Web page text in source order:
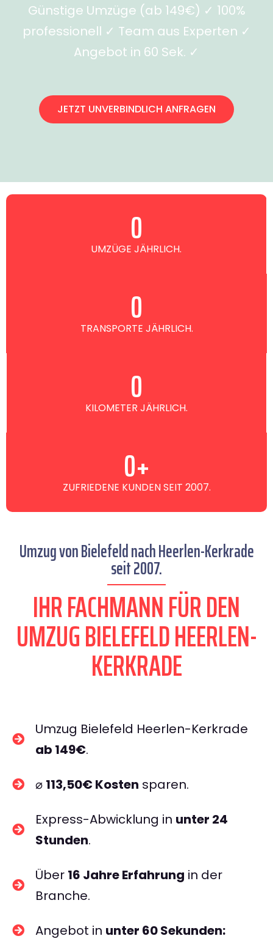
Günstige Umzüge (ab 149€) ✓ 100%
professionell ✓ Team aus Experten ✓
Angebot in 60 Sek. ✓
JETZT UNVERBINDLICH ANFRAGEN
UMZÜGE JÄHRLICH.
0
TRANSPORTE JÄHRLICH.
0
KILOMETER JÄHRLICH.
0
ZUFRIEDENE KUNDEN SEIT 2007.
0+
Umzug von Bielefeld nach Heerlen-Kerkrade
seit 2007.
IHR FACHMANN FÜR DEN
UMZUG BIELEFELD HEERLEN-
KERKRADE
Umzug Bielefeld Heerlen-Kerkrade
ab 149€.
⌀ 113,50€ Kosten sparen.
Express-Abwicklung in unter 24
Stunden.
Über 16 Jahre Erfahrung in der
Branche.
Angebot in unter 60 Sekunden: